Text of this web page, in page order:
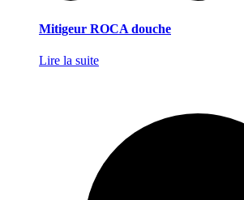
Mitigeur ROCA douche
Lire la suite